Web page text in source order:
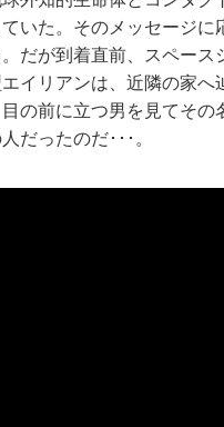
いた。そのメッセージ
だが到着直前、スペー
イリアンは、近隣の家
の前に立つ男を見てそ
だったのだ･･･。